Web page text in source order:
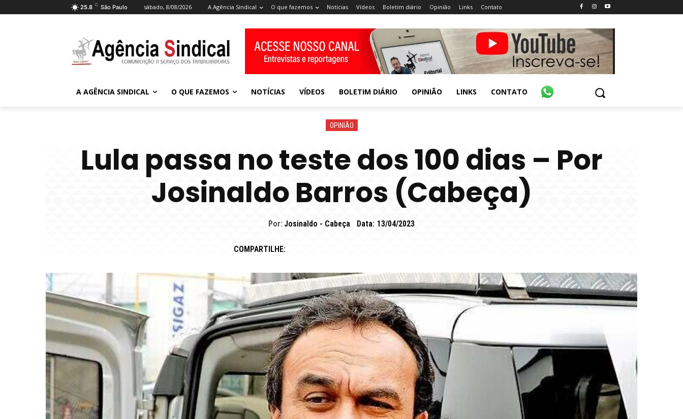
25.8 C São Paulo sábado, 8/08/2026 A Agência Sindical O que fazemos Notícias Vídeos Boletim diário Opinião Links Contato
A AGÊNCIA SINDICAL O QUE FAZEMOS NOTÍCIAS VÍDEOS BOLETIM DIÁRIO OPINIÃO LINKS CONTATO
OPINIÃO
Lula passa no teste dos 100 dias – Por
Josinaldo Barros (Cabeça)
Por: Josinaldo - Cabeça Data: 13/04/2023
COMPARTILHE: